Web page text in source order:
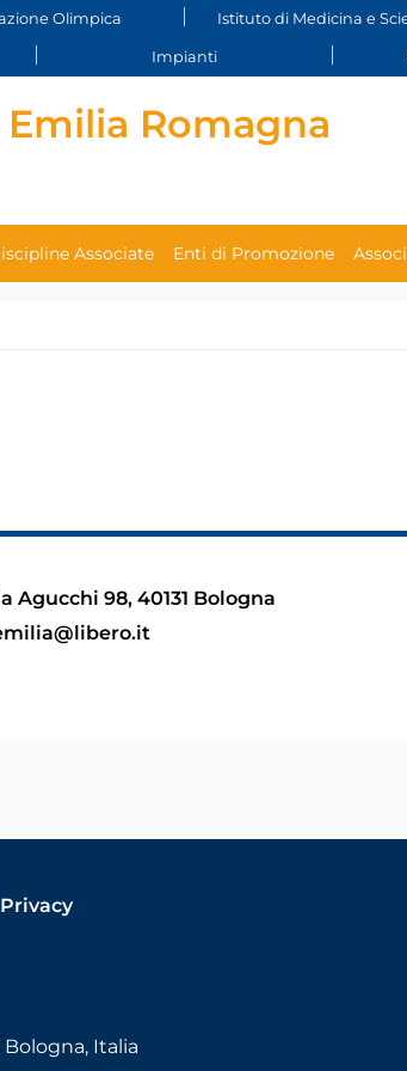
Olimpica Istituto di Medicina e
Impianti
Romagna
Associate Enti di Promozione
Agucchi 98, 40131 Bologna
Privacy
Italia